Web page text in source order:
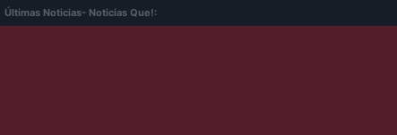
Últimas Noticias- Noticias Que!: